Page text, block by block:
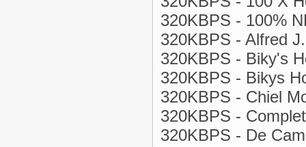
320KBPS - 100%
320KBPS - Alfred
320KBPS - Biky's
320KBPS - Bikys
320KBPS - Chiel
320KBPS -
320KBPS - De